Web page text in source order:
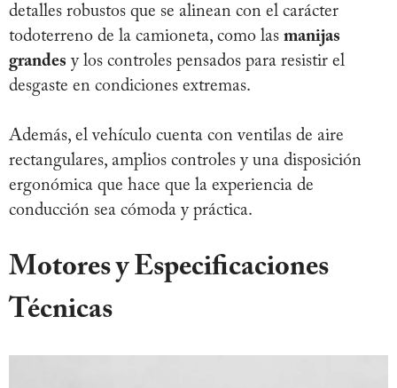
detalles robustos que se alinean con el carácter
todoterreno de la camioneta, como las manijas
grandes y los controles pensados para resistir el
desgaste en condiciones extremas.
Además, el vehículo cuenta con ventilas de aire
rectangulares, amplios controles y una disposición
ergonómica que hace que la experiencia de
conducción sea cómoda y práctica.
Motores y Especificaciones
Técnicas